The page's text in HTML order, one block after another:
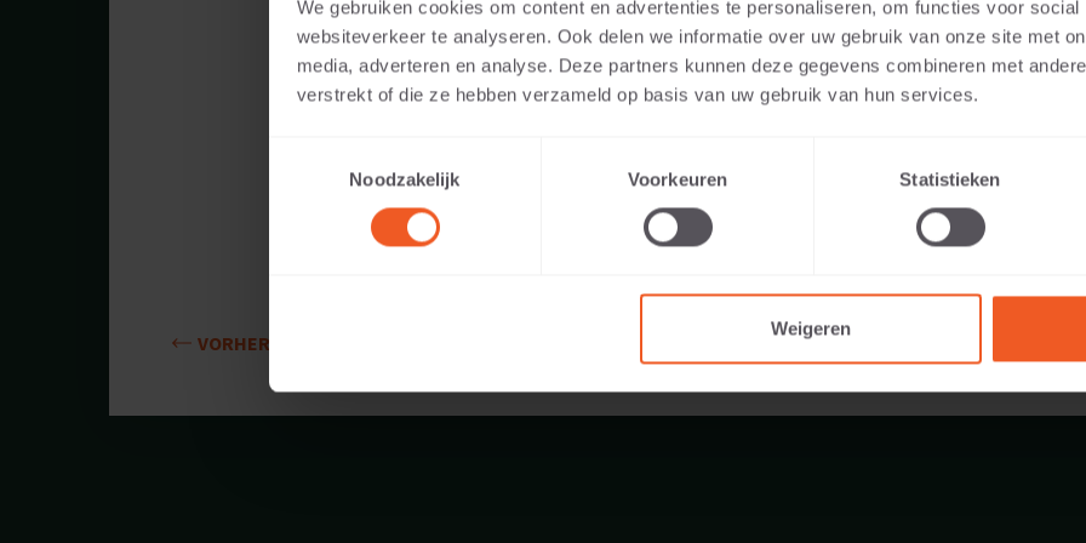
We gebruiken cookies om content en advertenties te personaliseren, om functies voor
websiteverkeer te analyseren. Ook delen we informatie over uw gebruik van onze site met
media, adverteren en analyse. Deze partners kunnen deze gegevens combineren met
verstrekt of die ze hebben verzameld op basis van uw gebruik van hun services.
Noodzakelijk
Voorkeuren Statistieken
Weigeren
Verfügbare Farben:
Anwendbar auf:
VORHERIGES FORMAT